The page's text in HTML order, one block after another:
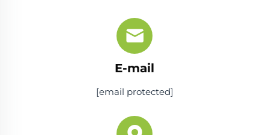
E-mail
[email protected]